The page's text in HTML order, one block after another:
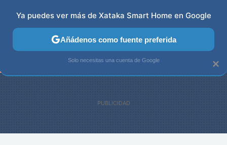
TELEVISORES CONTENIDOS SMART TV SELECCIÓN
×
Ya puedes ver más de Xataka Smart Home en Google
Añádenos como fuente preferida
Solo necesitas una cuenta de Google